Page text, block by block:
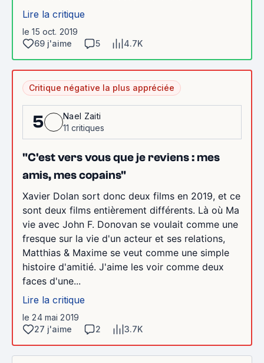
Lire la critique
le 15 oct. 2019
69 j'aime
5 4.7K
Critique négative la plus appréciée
5
Nael Zaiti
11 critiques
"C'est vers vous que je reviens : mes
amis, mes copains"
Xavier Dolan sort donc deux films en 2019, et ce
sont deux films entièrement différents. Là où Ma
vie avec John F. Donovan se voulait comme une
fresque sur la vie d'un acteur et ses relations,
Matthias & Maxime se veut comme une simple
histoire d'amitié. J'aime les voir comme deux
faces d'une...
Lire la critique
le 24 mai 2019
27 j'aime
2 3.7K